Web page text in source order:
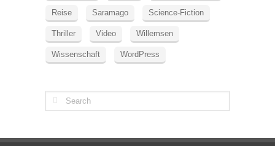
Reise Saramago Science-Fiction
Thriller Video Willemsen
Wissenschaft WordPress